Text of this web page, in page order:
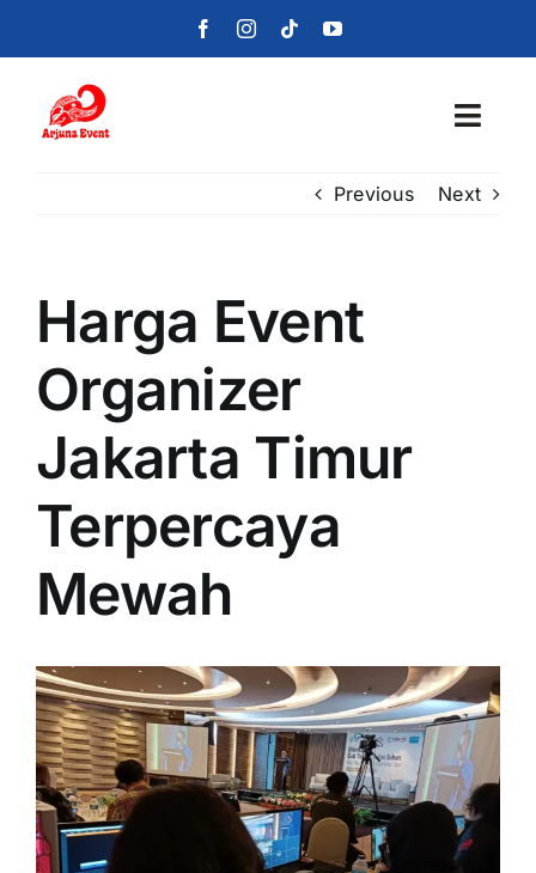
Beranda
Foto
PRICELIST
Previous Next
Harga Event
Organizer
Jakarta Timur
Terpercaya
Mewah